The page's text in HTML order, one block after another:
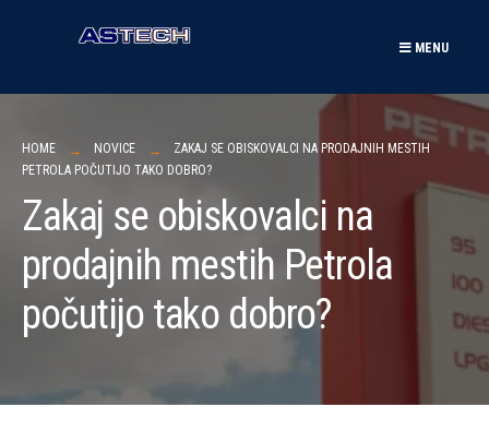
MENU
HOME NOVICE
ZAKAJ SE OBISKOVALCI NA PRODAJNIH MESTIH
PETROLA POČUTIJO TAKO DOBRO?
Zakaj se obiskovalci na
prodajnih mestih Petrola
počutijo tako dobro?